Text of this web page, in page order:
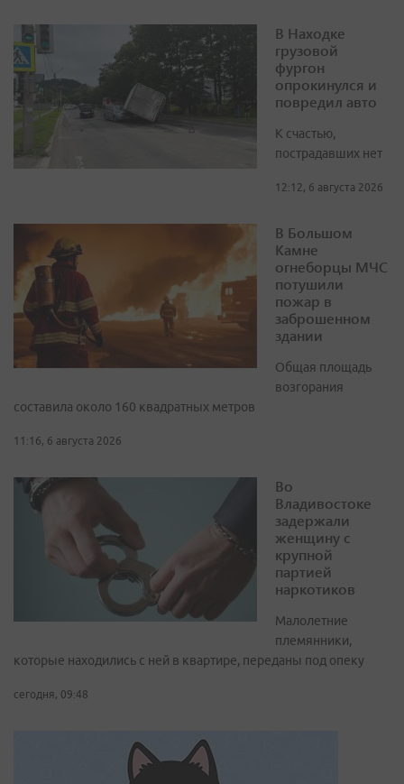
В Находке
грузовой
фургон
опрокинулся и
повредил авто
К счастью,
пострадавших нет
12:12, 6 августа 2026
В Большом
Камне
огнеборцы МЧС
потушили
пожар в
заброшенном
здании
Общая площадь
возгорания
составила около 160 квадратных метров
11:16, 6 августа 2026
Во
Владивостоке
задержали
женщину с
крупной
партией
наркотиков
Малолетние
племянники,
которые находились с ней в квартире, переданы под опеку
сегодня, 09:48